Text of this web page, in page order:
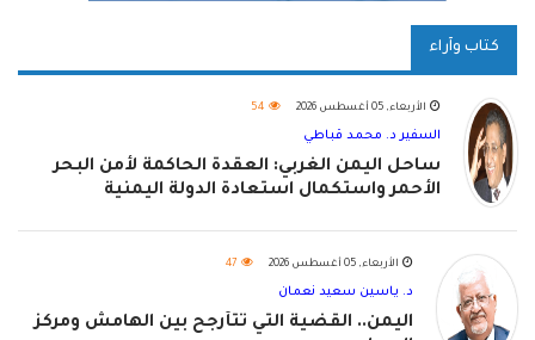
كتاب وآراء
الأربعاء, 05 أغسطس 2026 54
السفير د. محمد قباطي
ساحل اليمن الغربي: العقدة الحاكمة لأمن البحر
الأحمر واستكمال استعادة الدولة اليمنية
الأربعاء, 05 أغسطس 2026 47
د. ياسين سعيد نعمان
اليمن.. القضية التي تتأرجح بين الهامش ومركز